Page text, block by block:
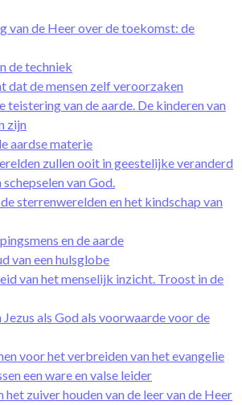
van de Heer over de toekomst: de
de techniek
dat de mensen zelf veroorzaken
teistering van de aarde. De kinderen van
zijn
aardse materie
zullen ooit in geestelijke veranderd
van God.
sterrenwerelden en het kindschap van
en de aarde
van een hulsglobe
van het menselijk inzicht. Troost in de
als God als voorwaarde voor de
voor het verbreiden van het evangelie
een ware en valse leider
zuiver houden van de leer van de Heer